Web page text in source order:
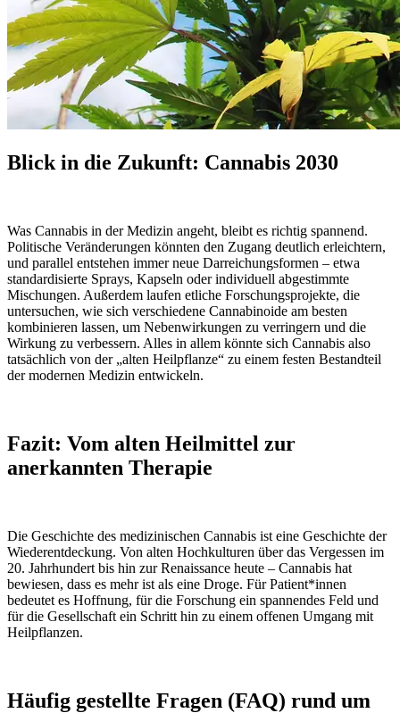
Blick in die Zukunft: Cannabis 2030
Was Cannabis in der Medizin angeht, bleibt es richtig spannend.
Politische Veränderungen könnten den Zugang deutlich erleichtern,
und parallel entstehen immer neue Darreichungsformen – etwa
standardisierte Sprays, Kapseln oder individuell abgestimmte
Mischungen. Außerdem laufen etliche Forschungsprojekte, die
untersuchen, wie sich verschiedene Cannabinoide am besten
kombinieren lassen, um Nebenwirkungen zu verringern und die
Wirkung zu verbessern. Alles in allem könnte sich Cannabis also
tatsächlich von der „alten Heilpflanze“ zu einem festen Bestandteil
der modernen Medizin entwickeln.
Fazit: Vom alten Heilmittel zur
anerkannten Therapie
Die Geschichte des medizinischen Cannabis ist eine Geschichte der
Wiederentdeckung. Von alten Hochkulturen über das Vergessen im
20. Jahrhundert bis hin zur Renaissance heute – Cannabis hat
bewiesen, dass es mehr ist als eine Droge. Für Patient*innen
bedeutet es Hoffnung, für die Forschung ein spannendes Feld und
für die Gesellschaft ein Schritt hin zu einem offenen Umgang mit
Heilpflanzen.
Häufig gestellte Fragen (FAQ) rund um